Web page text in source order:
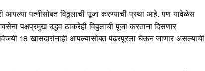
आपल्या पत्नीसोबत विठ्ठलाची पूजा करण्याची प्रथा आहे. पण यावेळेस
पक्षप्रमुख उद्धव ठाकरेही विठ्ठलाची पूजा करताना दिसणार
18 खासदारांनाही आपल्यासोबत पंढरपूरला घेऊन जाणार असल्याची